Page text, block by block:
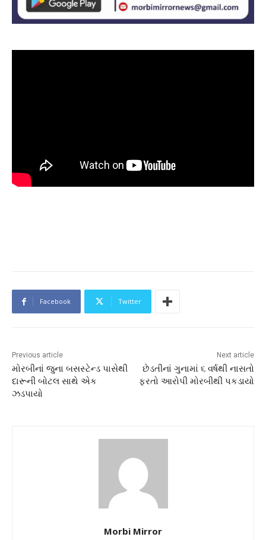
Facebook Twitter
Previous article
મોરબીનાં જુના બસસ્ટેન્ડ પાસેથી
દારૂની બોટલ સાથે એક
ઝડપાયો
Next article
છેડતીનાં ગુનામાં ૬ વર્ષથી નાસતો
ફરતો આરોપી મોરબીથી પકડાયો
Morbi Mirror